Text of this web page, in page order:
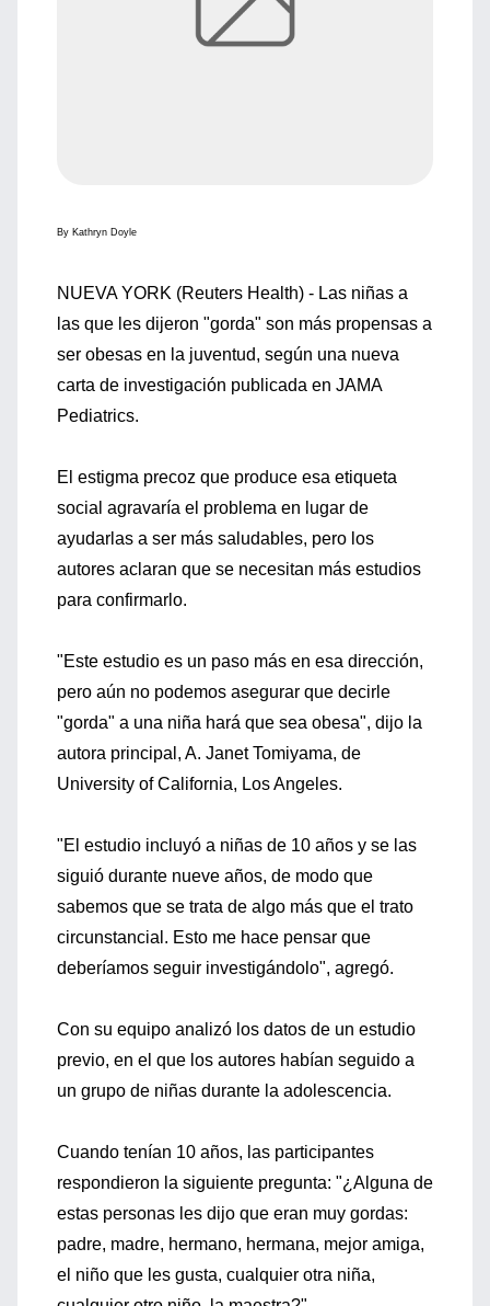
By Kathryn Doyle
NUEVA YORK (Reuters Health) - Las niñas a
las que les dijeron "gorda" son más propensas a
ser obesas en la juventud, según una nueva
carta de investigación publicada en JAMA
Pediatrics.
El estigma precoz que produce esa etiqueta
social agravaría el problema en lugar de
ayudarlas a ser más saludables, pero los
autores aclaran que se necesitan más estudios
para confirmarlo.
"Este estudio es un paso más en esa dirección,
pero aún no podemos asegurar que decirle
"gorda" a una niña hará que sea obesa", dijo la
autora principal, A. Janet Tomiyama, de
University of California, Los Angeles.
"El estudio incluyó a niñas de 10 años y se las
siguió durante nueve años, de modo que
sabemos que se trata de algo más que el trato
circunstancial. Esto me hace pensar que
deberíamos seguir investigándolo", agregó.
Con su equipo analizó los datos de un estudio
previo, en el que los autores habían seguido a
un grupo de niñas durante la adolescencia.
Cuando tenían 10 años, las participantes
respondieron la siguiente pregunta: "¿Alguna de
estas personas les dijo que eran muy gordas:
padre, madre, hermano, hermana, mejor amiga,
el niño que les gusta, cualquier otra niña,